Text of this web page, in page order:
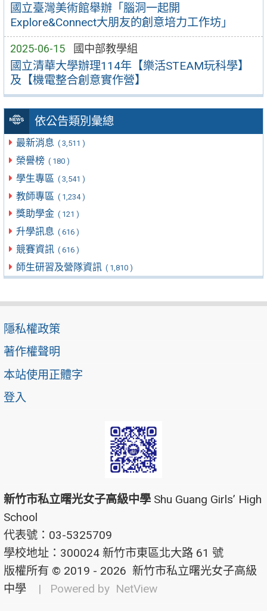
國立臺灣美術館舉辦「腦洞一起開
Explore&Connect大朋友的創意培力工作坊」
2025-06-15 國中部教學組
國立清華大學辦理114年【樂活STEAM玩科學】
及【機電整合創意實作營】
依公告類別彙總
最新消息 ( 3,511 )
榮譽榜 ( 180 )
學生專區 ( 3,541 )
教師專區 ( 1,234 )
獎助學金 ( 121 )
升學訊息 ( 616 )
競賽資訊 ( 616 )
師生研習及營隊資訊 ( 1,810 )
隱私權政策
著作權聲明
本站使用正體字
登入
新竹市私立曙光女子高級中學 Shu Guang Girls’ High
School
代表號：03-5325709
學校地址：300024 新竹市東區北大路 61 號
版權所有 © 2019 - 2026 新竹市私立曙光女子高級
中學
| Powered by NetView